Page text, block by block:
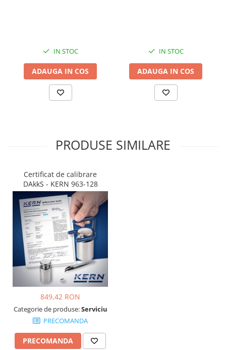
IN STOC
ADAUGA IN COS
IN STOC
ADAUGA IN COS
PRODUSE SIMILARE
Certificat de calibrare
DAkkS - KERN 963-128
849,42 RON
Categorie de produse:Serviciu
PRECOMANDA
PRECOMANDA